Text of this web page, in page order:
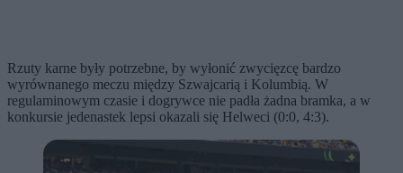
Rzuty karne były potrzebne, by wyłonić zwycięzcę bardzo
wyrównanego meczu między Szwajcarią i Kolumbią. W
regulaminowym czasie i dogrywce nie padła żadna bramka, a w
konkursie jedenastek lepsi okazali się Helweci (0:0, 4:3).